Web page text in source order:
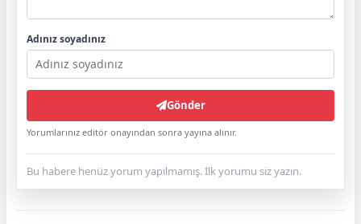
Adınız soyadınız
Gönder
Yorumlarınız editör onayından sonra yayına alınır.
Bu habere henüz yorum yapılmamış. İlk yorumu siz yazın.